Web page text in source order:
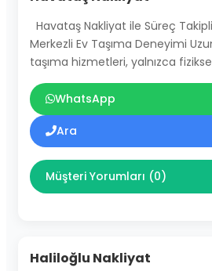
Havataş Nakliyat ile Süreç
Merkezli Ev Taşıma Deneyimi
taşıma hizmetleri, yalnızca
WhatsApp
Ara
Müşteri Yorumları (0)
Haliloğlu Nakliyat